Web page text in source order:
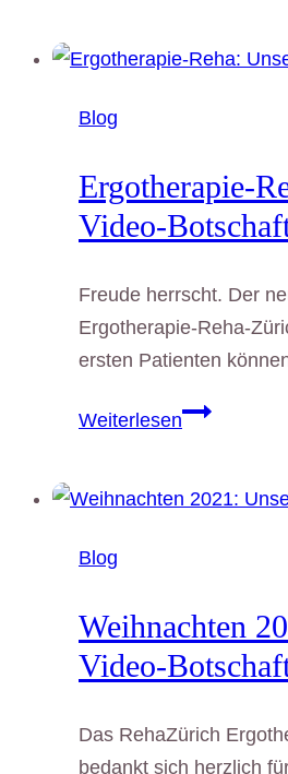
Reha
Blog
Ergotherapie-
Video-
Freude herrscht. Der
Ergotherapie-Reha-
ersten Patienten
WeiterlesenErgotherapie-
Video-
Blog
Weihnachten
Video-
Das RehaZürich
bedankt sich herzlich